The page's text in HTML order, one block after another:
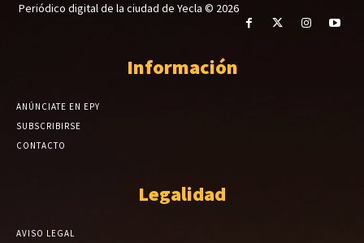
Periódico digital de la ciudad de Yecla © 2026
Información
ANÚNCIATE EN EPY
SUBSCRIBIRSE
CONTACTO
Legalidad
AVISO LEGAL